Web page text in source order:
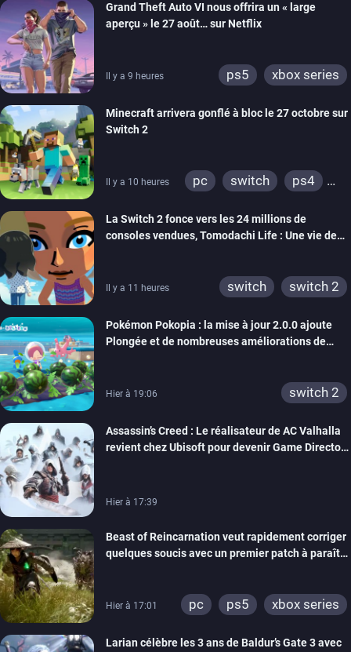
Grand Theft Auto VI nous offrira un « large
aperçu » le 27 août… sur Netflix
Il y a 9 heures ps5 xbox series
Minecraft arrivera gonflé à bloc le 27 octobre sur
Switch 2
Il y a 10 heures pc switch
ps4
wiiu
3ds
ps3
xbox 360
switch 2
La Switch 2 fonce vers les 24 millions de
consoles vendues, Tomodachi Life : Une vie de
Il y a 11 heures switch switch 2
Pokémon Pokopia : la mise à jour 2.0.0 ajoute
Plongée et de nombreuses améliorations de
Hier à 19:06 switch 2
Assassin’s Creed : Le réalisateur de AC Valhalla
revient chez Ubisoft pour devenir Game Director
Hier à 17:39
Beast of Reincarnation veut rapidement corriger
quelques soucis avec un premier patch à paraître
Hier à 17:01 pc ps5 xbox series
Larian célèbre les 3 ans de Baldur’s Gate 3 avec